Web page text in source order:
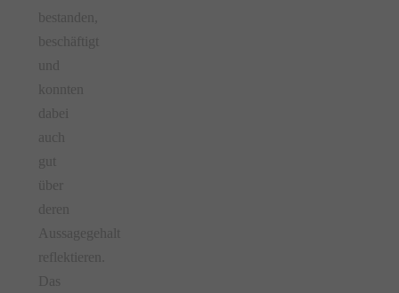
bestanden,
beschäftigt
und
konnten
dabei
auch
gut
über
deren
Aussagegehalt
reflektieren.
Das